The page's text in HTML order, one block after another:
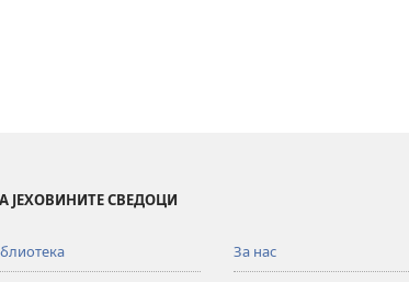
ЈЕХОВИНИТЕ СВЕДОЦИ
За нас